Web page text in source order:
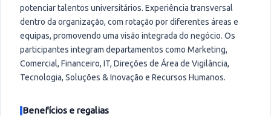
potenciar talentos universitários. Experiência transversal
dentro da organização, com rotação por diferentes áreas e
equipas, promovendo uma visão integrada do negócio. Os
participantes integram departamentos como Marketing,
Comercial, Financeiro, IT, Direções de Área de Vigilância,
Tecnologia, Soluções & Inovação e Recursos Humanos.
Benefícios e regalias